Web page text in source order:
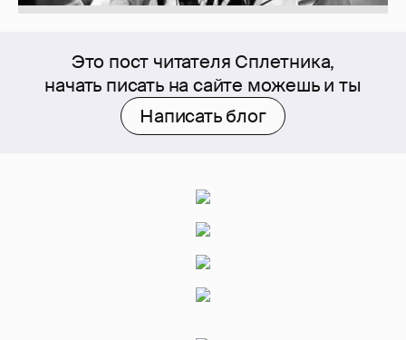
Это пост читателя Сплетника,
начать писать на сайте можешь и ты
Написать блог